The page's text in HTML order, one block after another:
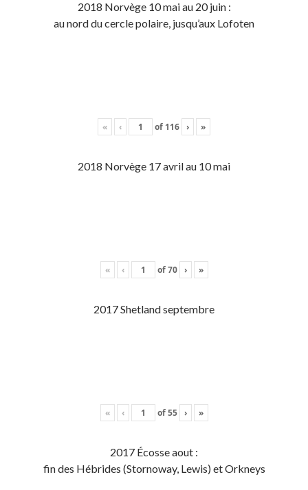
2018 Norvège 10 mai au 20 juin :
au nord du cercle polaire, jusqu’aux Lofoten
« ‹ of 116 › »
2018 Norvège 17 avril au 10 mai
« ‹ of70 › »
2017 Shetland septembre
« ‹ of55 › »
2017 Écosse aout :
fin des Hébrides (Stornoway, Lewis) et Orkneys